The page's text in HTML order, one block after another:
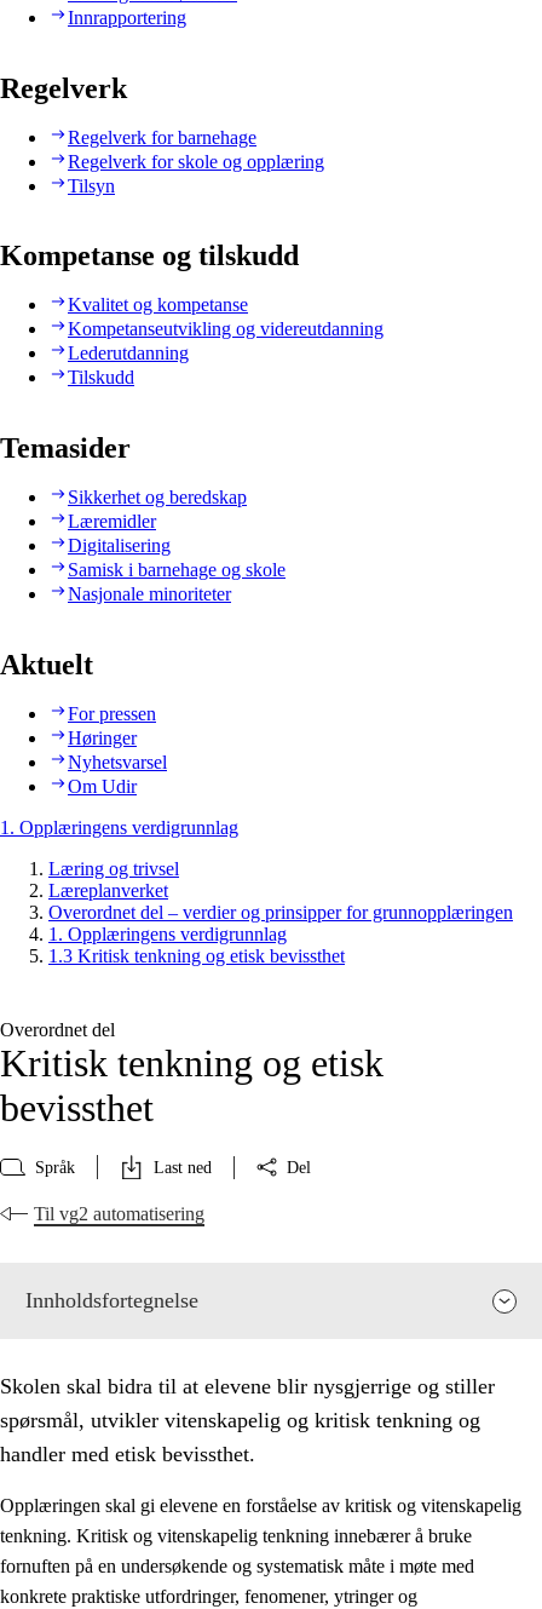
Innrapportering
Regelverk
Regelverk for barnehage
Regelverk for skole og opplæring
Tilsyn
Kompetanse og tilskudd
Kvalitet og kompetanse
Kompetanseutvikling og videreutdanning
Lederutdanning
Tilskudd
Temasider
Sikkerhet og beredskap
Læremidler
Digitalisering
Samisk i barnehage og skole
Nasjonale minoriteter
Aktuelt
For pressen
Høringer
Nyhetsvarsel
Om Udir
1. Opplæringens verdigrunnlag
Læring og trivsel
Læreplanverket
Overordnet del – verdier og prinsipper for grunnopplæringen
1. Opplæringens verdigrunnlag
1.3 Kritisk tenkning og etisk bevissthet
Overordnet del
Kritisk tenkning og etisk
bevissthet
Språk Last ned Del
Til vg2 automatisering
Innholdsfortegnelse
Skolen skal bidra til at elevene blir nysgjerrige og stiller
spørsmål, utvikler vitenskapelig og kritisk tenkning og
handler med etisk bevissthet.
Opplæringen skal gi elevene en forståelse av kritisk og vitenskapelig
tenkning. Kritisk og vitenskapelig tenkning innebærer å bruke
fornuften på en undersøkende og systematisk måte i møte med
konkrete praktiske utfordringer, fenomener, ytringer og